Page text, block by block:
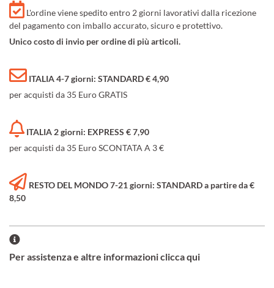
L'ordine viene spedito entro 2 giorni lavorativi dalla ricezione
del pagamento con imballo accurato, sicuro e protettivo.
Unico costo di invio per ordine di più articoli.
ITALIA 4-7 giorni: STANDARD € 4,90
per acquisti da 35 Euro GRATIS
ITALIA 2 giorni: EXPRESS € 7,90
per acquisti da 35 Euro SCONTATA A 3 €
RESTO DEL MONDO 7-21 giorni: STANDARD a partire da €
8,50
Per assistenza e altre informazioni clicca qui